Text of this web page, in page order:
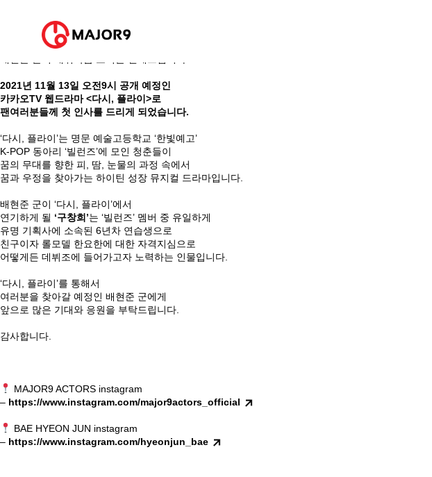
안녕하세요. 메이저나인입니다.
메이저나인 신인 배우
2021년 11월 13일 오전9시 공개 예정인
카카오TV 웹드라마 <다시, 플라이>로
팬여러분들께 첫 인사를 드리게 되었습니다.
‘다시, 플라이’는 명문 예술고등학교 ‘한빛예고’
K-POP 동아리 ‘빌런즈’에 모인 청춘들이
꿈의 무대를 향한 피, 땀, 눈물의 과정 속에서
꿈과 우정을 찾아가는 하이틴 성장 뮤지컬 드라마입니다.
배현준 군이 ‘다시, 플라이’에서
연기하게 될 ‘구창희’는 ‘빌런즈’ 멤버 중 유일하게
유명 기획사에 소속된 6년차 연습생으로
친구이자 롤모델 한요한에 대한 자격지심으로
어떻게든 데뷔조에 들어가고자 노력하는 인물입니다.
‘다시, 플라이’를 통해서
여러분을 찾아갈 예정인 배현준 군에게
앞으로 많은 기대와 응원을 부탁드립니다.
감사합니다.
MAJOR9 ACTORS instagram
– https://www.instagram.com/major9actors_official
BAE HYEON JUN instagram
– https://www.instagram.com/hyeonjun_bae